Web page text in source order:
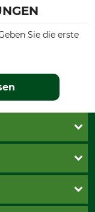
Sie die erste